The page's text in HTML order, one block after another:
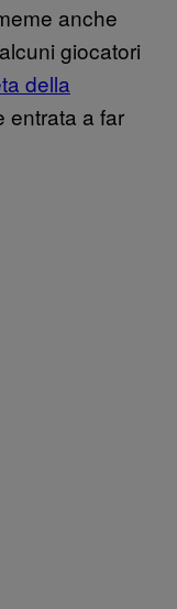
anche
giocatori
della
entrata a far